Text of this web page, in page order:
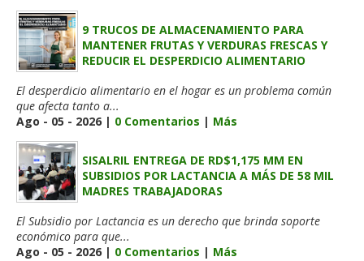
9 TRUCOS DE ALMACENAMIENTO PARA
MANTENER FRUTAS Y VERDURAS FRESCAS Y
REDUCIR EL DESPERDICIO ALIMENTARIO
El desperdicio alimentario en el hogar es un problema común
que afecta tanto a...
Ago - 05 - 2026 | 0 Comentarios | Más
SISALRIL ENTREGA DE RD$1,175 MM EN
SUBSIDIOS POR LACTANCIA A MÁS DE 58 MIL
MADRES TRABAJADORAS
El Subsidio por Lactancia es un derecho que brinda soporte
económico para que...
Ago - 05 - 2026 | 0 Comentarios | Más